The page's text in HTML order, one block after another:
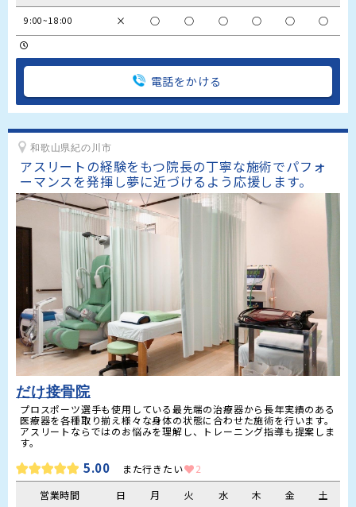
9:00~18:00 × ○ ○ ○ ○ ○ ○
電話をかける
和歌山県紀の川市
アスリートの経験をもつ院長の丁寧な施術でパフォ
ーマンスを発揮し夢に近づけるよう応援します。
だけ接骨院
プロスポーツ選手も使用している最先端の治療器から長年実績のある
医療器を各種取り揃え様々な身体の状態に合わせた施術を行います。
アスリートならではのお悩みを理解し、トレーニング指導も提案しま
す。
5.00 また行きたい
2
営業時間
日 月 火 水 木 金 土